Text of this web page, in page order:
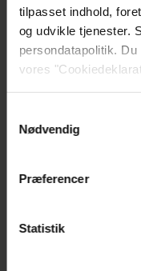
tilpasset indhold,
og udvikle tjenester.
persondatapolitik.
vores
Vi anvender egne
generere statistik og
Nødvendig
Præferencer
Statistik